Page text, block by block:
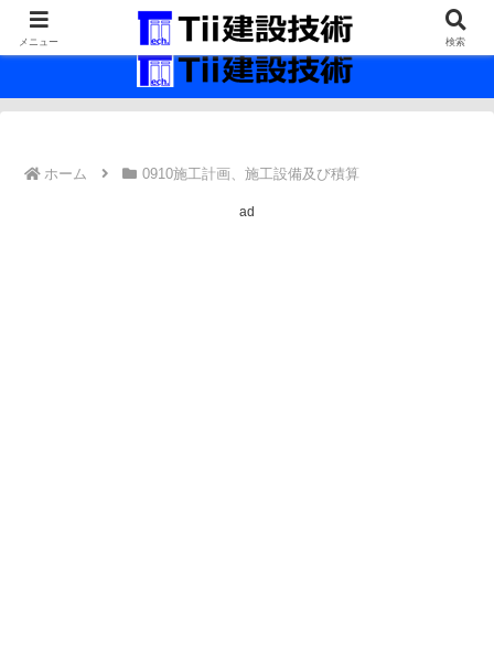
最新の建設技術の情報インフラ。
ホーム 0910施工計画、施工設備及び積算
ad
メニュー 検索